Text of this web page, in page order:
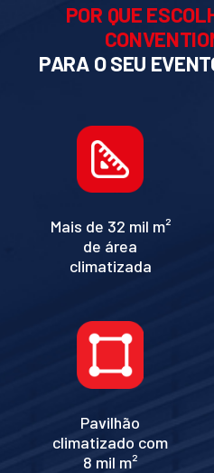
POR QUE
PARA O SEU
Mais de 32 mil m²
de área
climatizada
Pavilhão
climatizado com
8 mil m²